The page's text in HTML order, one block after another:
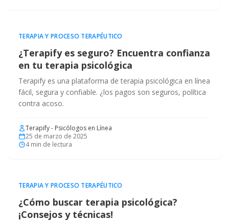
TERAPIA Y PROCESO TERAPÉUTICO
¿Terapify es seguro? Encuentra confianza
en tu terapia psicológica
Terapify es una plataforma de terapia psicológica en línea
fácil, segura y confiable. ¿los pagos son seguros, política
contra acoso.
Terapify - Psicólogos en Línea
25 de marzo de 2025
4min de lectura
TERAPIA Y PROCESO TERAPÉUTICO
¿Cómo buscar terapia psicológica?
¡Consejos y técnicas!